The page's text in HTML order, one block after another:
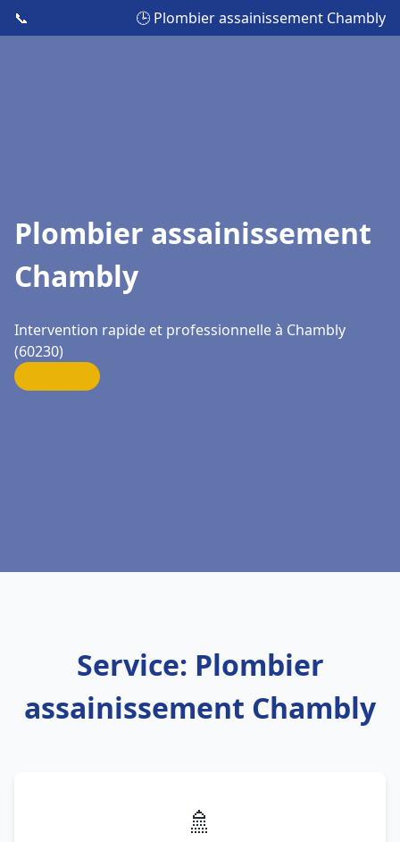
📞 🕒 Plombier assainissement Chambly
Plombier assainissement
Chambly
Intervention rapide et professionnelle à Chambly
(60230)
Service: Plombier
assainissement Chambly
🚿